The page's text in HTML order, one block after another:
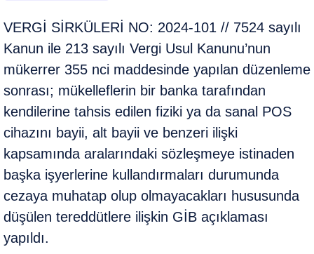
VERGİ SİRKÜLERİ NO: 2024-101 // 7524 sayılı
Kanun ile 213 sayılı Vergi Usul Kanunu’nun
mükerrer 355 nci maddesinde yapılan düzenleme
sonrası; mükelleflerin bir banka tarafından
kendilerine tahsis edilen fiziki ya da sanal POS
cihazını bayii, alt bayii ve benzeri ilişki
kapsamında aralarındaki sözleşmeye istinaden
başka işyerlerine kullandırmaları durumunda
cezaya muhatap olup olmayacakları hususunda
düşülen tereddütlere ilişkin GİB açıklaması
yapıldı.